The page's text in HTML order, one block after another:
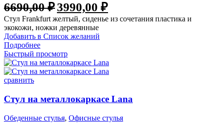
6690,00₽3990,00 ₽
Стул Frankfurt желтый, сиденье из сочетания пластика и
экокожи, ножки деревянные
Добавить в Список желаний
Подробнее
Быстрый просмотр
сравнить
Стул на металлокаркасе Lana
Обеденные стулья, Офисные стулья